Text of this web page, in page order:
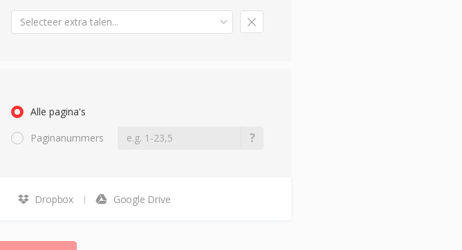
Selecteer extra talen...
Alle pagina's
Paginanummers
Dropbox Google Drive